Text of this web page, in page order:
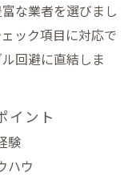
な業者を選びまし
ック項目に対応で
回避に直結しま
イント
験
ハウ